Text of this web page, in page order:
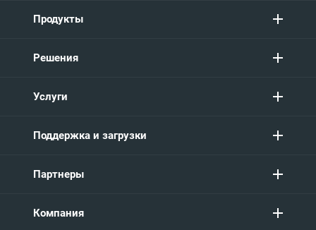
Продукты
Решения
Услуги
Поддержка и загрузки
Партнеры
Компания